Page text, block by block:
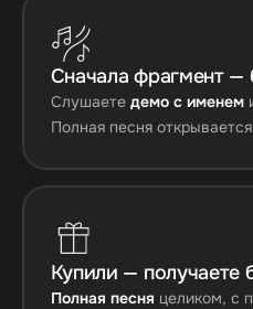
Сначала фрагмент —
Слушаете демо с именем
Полная песня
Купили — получаете
Полная песня целиком, с